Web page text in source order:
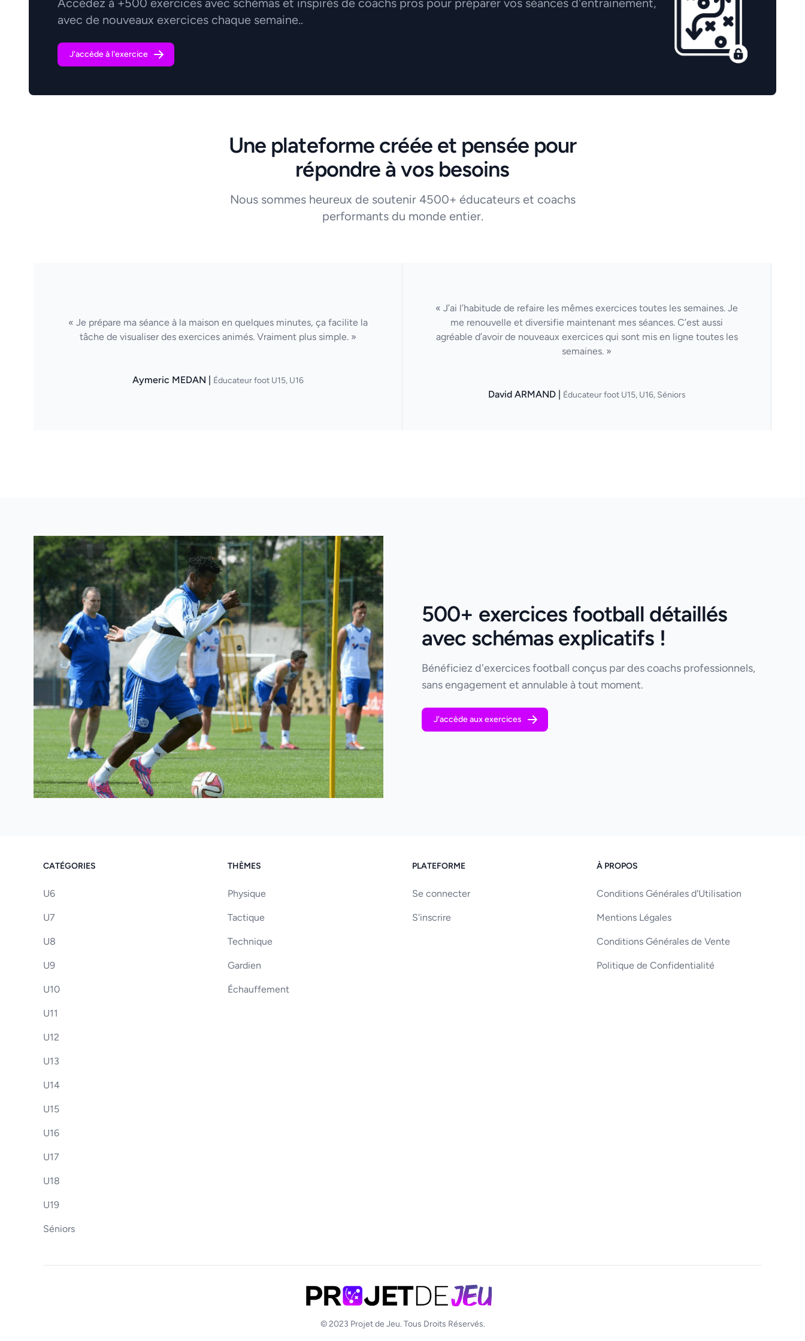
Accédez à +500 exercices avec schémas et inspirés de coachs pros pour préparer vos séances d'entrainement,
avec de nouveaux exercices chaque semaine..
J'accède à l'exercice
Une plateforme créée et pensée pour
répondre à vos besoins
Nous sommes heureux de soutenir 4500+ éducateurs et coachs
performants du monde entier.
« Je prépare ma séance à la maison en quelques minutes, ça facilite la
tâche de visualiser des exercices animés. Vraiment plus simple. »
Aymeric MEDAN | Éducateur foot U15, U16
« J’ai l’habitude de refaire les mêmes exercices toutes les semaines. Je
me renouvelle et diversifie maintenant mes séances. C’est aussi
agréable d’avoir de nouveaux exercices qui sont mis en ligne toutes les
semaines. »
David ARMAND | Éducateur foot U15, U16, Séniors
500+ exercices football détaillés
avec schémas explicatifs !
Bénéficiez d'exercices football conçus par des coachs professionnels,
sans engagement et annulable à tout moment.
J'accède aux exercices
CATÉGORIES
U6
U7
U8
U9
U10
U11
U12
U13
U14
U15
U16
U17
U18
U19
Séniors
THÈMES
Physique
Tactique
Technique
Gardien
Échauffement
PLATEFORME
Se connecter
S'inscrire
À PROPOS
Conditions Générales d'Utilisation
Mentions Légales
Conditions Générales de Vente
Politique de Confidentialité
© 2023 Projet de Jeu. Tous Droits Réservés.